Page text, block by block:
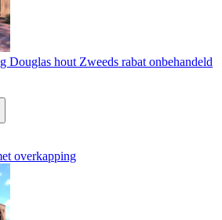
Douglas hout Zweeds rabat onbehandeld
overkapping